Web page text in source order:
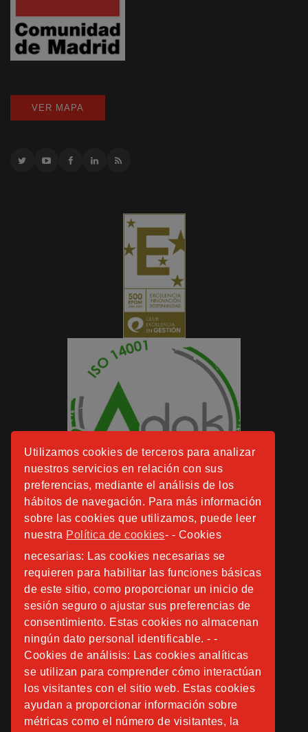
Utilizamos cookies de terceros para analizar
nuestros servicios en relación con sus
preferencias, mediante el análisis de los
hábitos de navegación. Para más información
sobre las cookies que utilizamos, puede leer
nuestra Política de cookies- - Cookies
necesarias: Las cookies necesarias se
requieren para habilitar las funciones básicas
de este sitio, como proporcionar un inicio de
sesión seguro o ajustar sus preferencias de
consentimiento. Estas cookies no almacenan
ningún dato personal identificable. - -
Cookies de análisis: Las cookies analíticas
se utilizan para comprender cómo interactúan
los visitantes con el sitio web. Estas cookies
ayudan a proporcionar información sobre
métricas como el número de visitantes, la
VER MAPA